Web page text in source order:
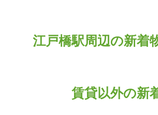
江戸橋駅周辺の新着
賃貸以外の新